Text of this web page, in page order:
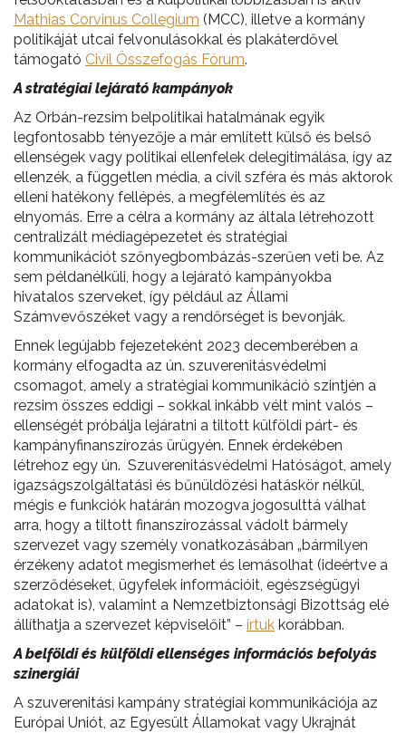
Mathias Corvinus Collegium (MCC), illetve a kormány
politikáját utcai felvonulásokkal és plakáterdővel
támogató Civil Összefogás Fórum.
A stratégiai lejárató kampányok
Az Orbán-rezsim belpolitikai hatalmának egyik
legfontosabb tényezője a már említett külső és belső
ellenségek vagy politikai ellenfelek delegitimálása, így az
ellenzék, a független média, a civil szféra és más aktorok
elleni hatékony fellépés, a megfélemlítés és az
elnyomás. Erre a célra a kormány az általa létrehozott
centralizált médiagépezetet és stratégiai
kommunikációt szőnyegbombázás-szerűen veti be. Az
sem példanélküli, hogy a lejárató kampányokba
hivatalos szerveket, így például az Állami
Számvevőszéket vagy a rendőrséget is bevonják.
Ennek legújabb fejezeteként 2023 decemberében a
kormány elfogadta az ún. szuverenitásvédelmi
csomagot, amely a stratégiai kommunikáció szintjén a
rezsim összes eddigi – sokkal inkább vélt mint valós –
ellenségét próbálja lejáratni a tiltott külföldi párt- és
kampányfinanszírozás ürügyén. Ennek érdekében
létrehoz egy ún. Szuverenitásvédelmi Hatóságot, amely
igazságszolgáltatási és bűnüldözési hatáskör nélkül,
mégis e funkciók határán mozogva jogosulttá válhat
arra, hogy a tiltott finanszírozással vádolt bármely
szervezet vagy személy vonatkozásában „bármilyen
érzékeny adatot megismerhet és lemásolhat (ideértve a
szerződéseket, ügyfelek információit, egészségügyi
adatokat is), valamint a Nemzetbiztonsági Bizottság elé
állíthatja a szervezet képviselőit” – írtuk korábban.
A belföldi és külföldi ellenséges információs befolyás
szinergiái
A szuverenitási kampány stratégiai kommunikációja az
Európai Uniót, az Egyesült Államokat vagy Ukrajnát